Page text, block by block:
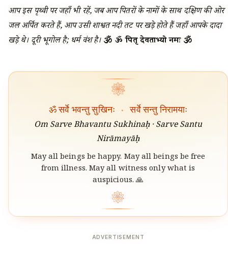
आप इस पृथ्वी पर जहाँ भी रहें, जब आप पितरों के नामों के साथ दक्षिण की ओर
जल अर्पित करते हैं, आप उसी शाश्वत नदी तट पर खड़े होते हैं जहाँ आपके दादा
खड़े थे। दूरी भूगोल है; धर्म वंश है।🕉 ॐ पितृ देवताभ्यो नमः 🕉
❀
ॐ सर्वे भवन्तु सुखिनः · सर्वे सन्तु निरामयाः
Om Sarve Bhavantu Sukhinaḥ · Sarve Santu
Nirāmayāḥ
May all beings be happy. May all beings be free
from illness. May all witness only what is
auspicious. 🙏
❀
ADVERTISEMENT